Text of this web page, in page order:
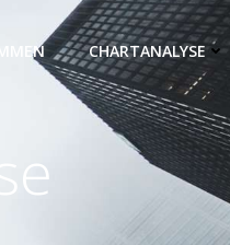
CHARTANALYSE